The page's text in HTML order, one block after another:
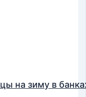
на зиму в